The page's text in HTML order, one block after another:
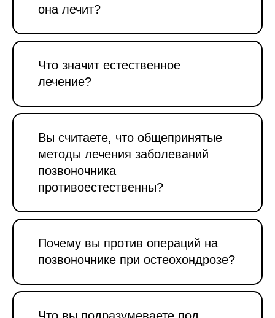
она лечит?
Что значит естественное
лечение?
Вы считаете, что общепринятые
методы лечения заболеваний
позвоночника
противоестественны?
Почему вы против операций на
позвоночнике при остеохондрозе?